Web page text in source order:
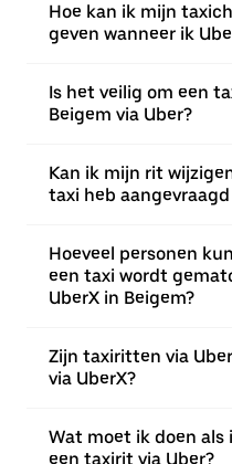
Hoe kan ik mijn
geven wanneer ik
Is het veilig om een
Beigem via Uber?
Kan ik mijn rit
taxi heb
Hoeveel personen
een taxi wordt
UberX in Beigem?
Zijn taxiritten via
via UberX?
Wat moet ik doen
een taxirit via Uber?